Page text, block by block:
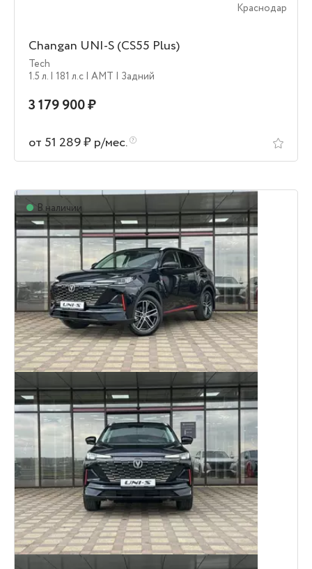
Краснодар
Changan UNI-S (CS55 Plus)
Tech
1.5 л. | 181 л.c | AMT | Задний
3 179 900 ₽
от 51 289 ₽ р/мес.
В наличии